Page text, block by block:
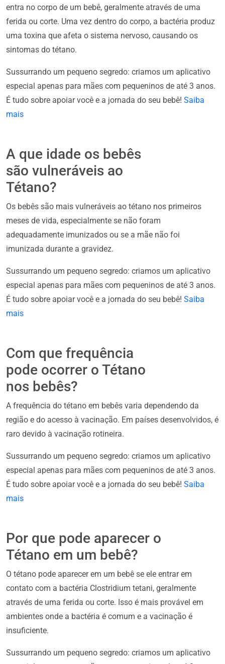
entra no corpo de um bebê, geralmente através de uma
ferida ou corte. Uma vez dentro do corpo, a bactéria produz
uma toxina que afeta o sistema nervoso, causando os
sintomas do tétano.
Sussurrando um pequeno segredo: criamos um aplicativo
especial apenas para mães com pequeninos de até 3 anos.
É tudo sobre apoiar você e a jornada do seu bebê! Saiba
mais
A que idade os bebês
são vulneráveis ao
Tétano?
Os bebês são mais vulneráveis ao tétano nos primeiros
meses de vida, especialmente se não foram
adequadamente imunizados ou se a mãe não foi
imunizada durante a gravidez.
Sussurrando um pequeno segredo: criamos um aplicativo
especial apenas para mães com pequeninos de até 3 anos.
É tudo sobre apoiar você e a jornada do seu bebê! Saiba
mais
Com que frequência
pode ocorrer o Tétano
nos bebês?
A frequência do tétano em bebês varia dependendo da
região e do acesso à vacinação. Em países desenvolvidos, é
raro devido à vacinação rotineira.
Sussurrando um pequeno segredo: criamos um aplicativo
especial apenas para mães com pequeninos de até 3 anos.
É tudo sobre apoiar você e a jornada do seu bebê! Saiba
mais
Por que pode aparecer o
Tétano em um bebê?
O tétano pode aparecer em um bebê se ele entrar em
contato com a bactéria Clostridium tetani, geralmente
através de uma ferida ou corte. Isso é mais provável em
ambientes onde a bactéria é comum e a vacinação é
insuficiente.
Sussurrando um pequeno segredo: criamos um aplicativo